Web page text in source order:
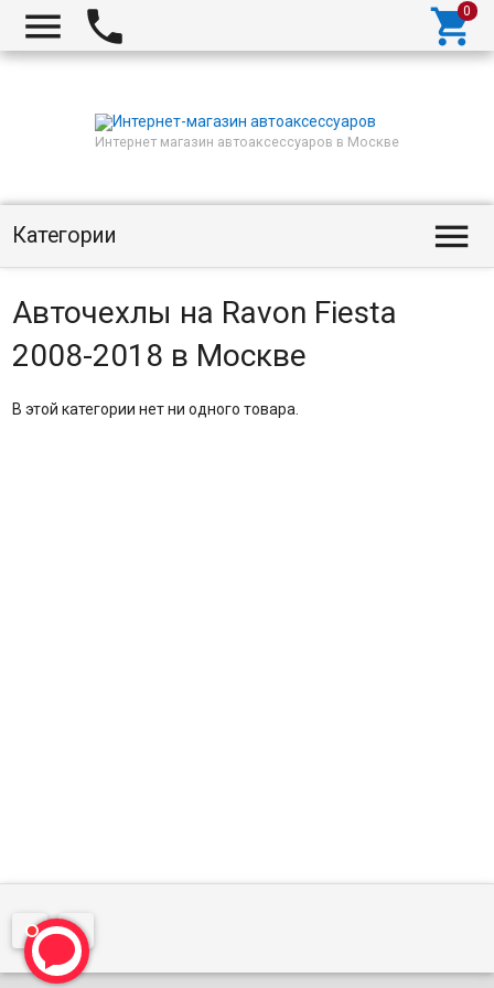
  
Интернет магазин автоаксессуаров в Москве
Категории 
Авточехлы на Ravon Fiesta
2008-2018 в Москве
В этой категории нет ни одного товара.